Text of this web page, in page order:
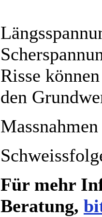
Risse
den
Für mehr
Beratung,